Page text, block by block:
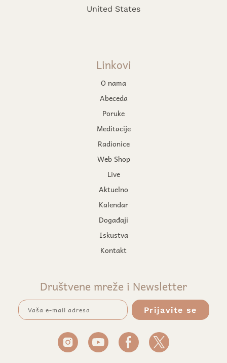
United States
Linkovi
O nama
Abeceda
Poruke
Meditacije
Radionice
Web Shop
Live
Aktuelno
Kalendar
Događaji
Iskustva
Kontakt
Društvene mreže i Newsletter